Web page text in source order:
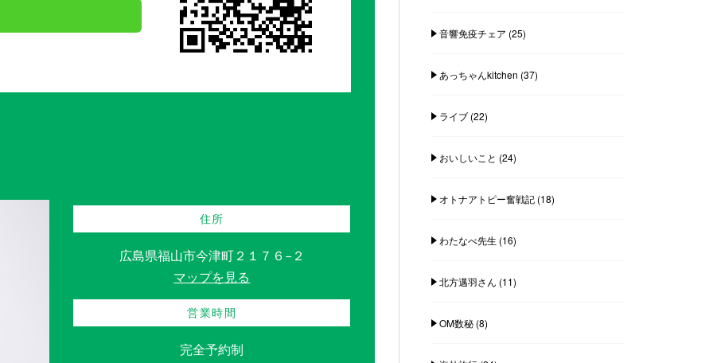
住所
広島県福山市今津町２１７６−２
マップを見る
営業時間
完全予約制
音響免疫チェア (25)
あっちゃんkitchen (37)
ライブ(22)
おいしいこと (24)
オトナアトピー奮戦記(18)
わたなべ先生 (16)
北方邁羽さん (11)
OM数秘(8)